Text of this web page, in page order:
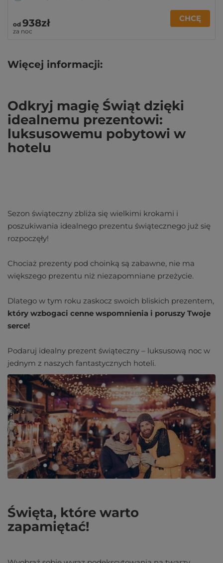
od 938zł
za noc
CHCĘ
Więcej informacji:
Odkryj magię Świąt dzięki
idealnemu prezentowi:
luksusowemu pobytowi w
hotelu
Sezon świąteczny zbliża się wielkimi krokami i
poszukiwania idealnego prezentu świątecznego już się
rozpoczęły!
Chociaż prezenty pod choinką są zabawne, nie ma
większego prezentu niż niezapomniane przeżycie.
Dlatego w tym roku zaskocz swoich bliskich prezentem,
który wzbogaci cenne wspomnienia i poruszy Twoje
serce!
Podaruj idealny prezent świąteczny – luksusową noc w
jednym z naszych fantastycznych hoteli.
Święta, które warto
zapamiętać!